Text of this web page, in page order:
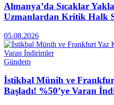
Almanya’da Sıcaklar
Uzmanlardan Kritik Halk
05.08.2026
Gündem
İstikbal Münih ve
Başladı! %50’ye Varan